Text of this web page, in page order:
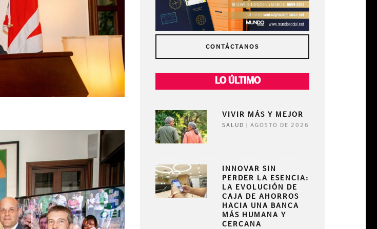
CONTÁCTANOS
LO ÚLTIMO
VIVIR MÁS Y MEJOR
SALUD AGOSTO DE 2026
INNOVAR SIN
PERDER LA ESENCIA:
LA EVOLUCIÓN DE
CAJA DE AHORROS
HACIA UNA BANCA
MÁS HUMANA Y
CERCANA